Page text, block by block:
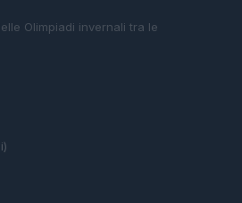
Olimpiadi invernali tra le